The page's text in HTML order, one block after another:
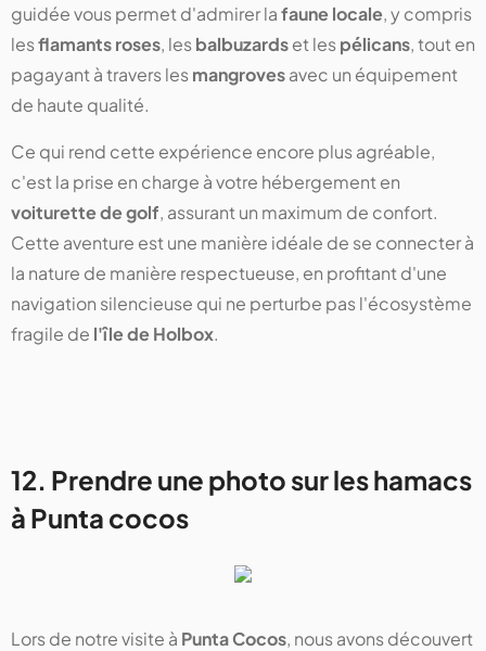
guidée vous permet d'admirer lafaune locale, y compris
lesflamants roses, lesbalbuzardset lespélicans, tout en
pagayant à travers lesmangrovesavec un équipement
de haute qualité.
Ce qui rend cette expérience encore plus agréable,
c'est la prise en charge à votre hébergement en
voiturette de golf, assurant un maximum de confort.
Cette aventure est une manière idéale de se connecter à
la nature de manière respectueuse, en profitant d'une
navigation silencieuse qui ne perturbe pas l'écosystème
fragile de l'île de Holbox.
12. Prendre une photo sur les hamacs
à Punta cocos
Lors de notre visite à Punta Cocos, nous avons découvert